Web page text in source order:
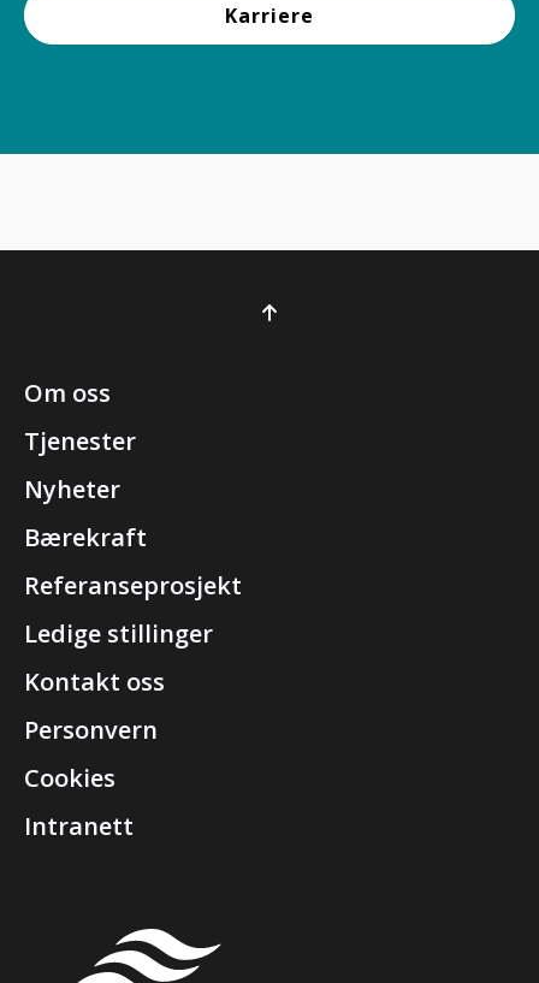
Karriere
Om oss
Tjenester
Nyheter
Bærekraft
Referanseprosjekt
Ledige stillinger
Kontakt oss
Personvern
Cookies
Intranett